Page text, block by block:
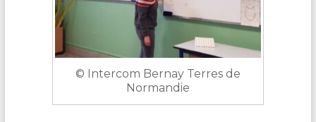
© Intercom Bernay Terres de
Normandie